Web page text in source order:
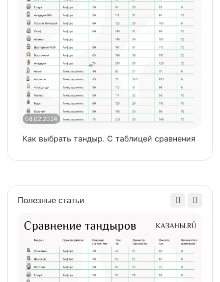
08.02.2024
Как выбрать тандыр. С таблицей сравнения
Полезные статьи